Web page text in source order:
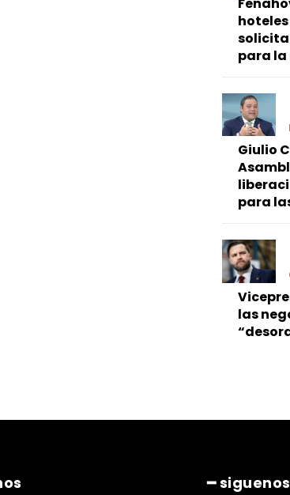
para la
Giulio
para
las
━ siguenos